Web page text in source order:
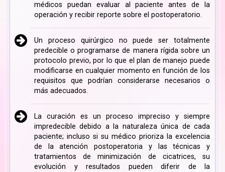
médicos puedan evaluar al paciente antes de la
operación y recibir reporte sobre el postoperatorio.
Un proceso quirúrgico no puede ser totalmente
predecible o programarse de manera rígida sobre un
protocolo previo, por lo que el plan de manejo puede
modificarse en cualquier momento en función de los
requisitos que podrían considerarse necesarios o
más adecuados.
La curación es un proceso impreciso y siempre
impredecible debido a la naturaleza única de cada
paciente; incluso si su médico prioriza la excelencia
de la atención postoperatoria y las técnicas y
tratamientos de minimización de cicatrices, su
evolución y resultados pueden diferir de la